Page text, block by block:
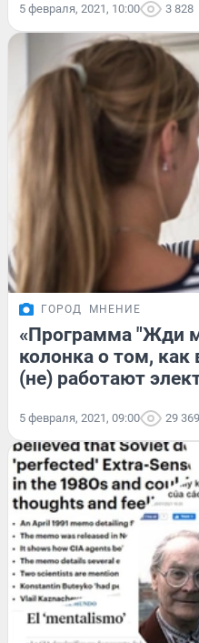
5 февраля, 2021, 10:00 3 828
ГОРОД МНЕНИЕ
«Программа "Жди
колонка о том, как
(не) работают
5 февраля, 2021, 09:00 29 369